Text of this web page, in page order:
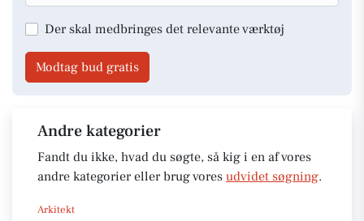
Der skal medbringes det relevante værktøj
Modtag bud gratis
Andre kategorier
Fandt du ikke, hvad du søgte, så kig i en af vores
andre kategorier eller brug vores udvidet søgning.
Arkitekt